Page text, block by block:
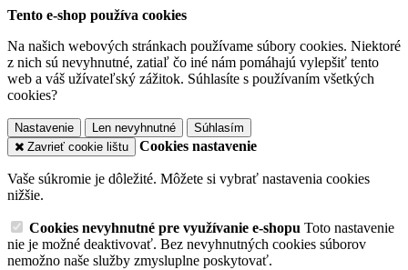
Tento e-shop používa cookies
Na našich webových stránkach používame súbory cookies. Niektoré
z nich sú nevyhnutné, zatiaľ čo iné nám pomáhajú vylepšiť tento
web a váš užívateľský zážitok. Súhlasíte s používaním všetkých
cookies?
Nastavenie Len nevyhnutné
Súhlasím
Zavrieť cookie lištu
Cookies nastavenie
Vaše súkromie je dôležité. Môžete si vybrať nastavenia cookies
nižšie.
Cookies nevyhnutné pre využívanie e-shopu Toto nastavenie
nie je možné deaktivovať. Bez nevyhnutných cookies súborov
nemožno naše služby zmysluplne poskytovať.